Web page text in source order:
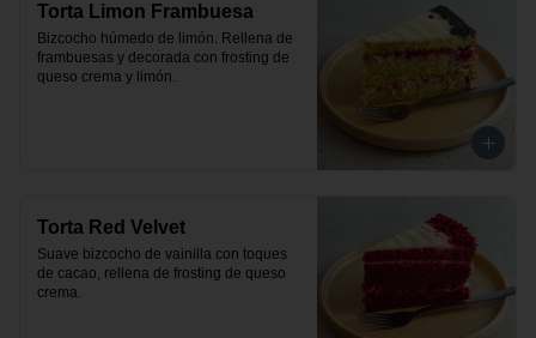
Torta Limon Frambuesa
Bizcocho húmedo de limón. Rellena de
frambuesas y decorada con frosting de
queso crema y limón.
Torta Red Velvet
Suave bizcocho de vainilla con toques
de cacao, rellena de frosting de queso
crema.